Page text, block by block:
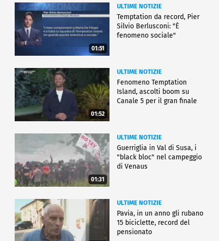
01:51
ULTIME NOTIZIE
Temptation da record, Pier
Silvio Berlusconi: "È
fenomeno sociale"
01:52
ULTIME NOTIZIE
Fenomeno Temptation
Island, ascolti boom su
Canale 5 per il gran finale
01:31
ULTIME NOTIZIE
Guerriglia in Val di Susa, i
"black bloc" nel campeggio
di Venaus
ULTIME NOTIZIE
Pavia, in un anno gli rubano
15 biciclette, record del
pensionato